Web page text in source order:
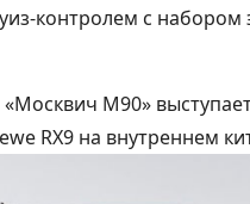
контролем с
М90»
RX9 на внутреннем